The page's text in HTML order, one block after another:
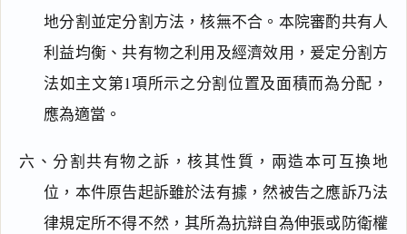
地分割並定分割方法，核無不合。本院審酌共有人
利益均衡、共有物之利用及經濟效用，爰定分割方
法如主文第1項所示之分割位置及面積而為分配，
應為適當。
六、分割共有物之訴，核其性質，兩造本可互換地
位，本件原告起訴雖於法有據，然被告之應訴乃法
律規定所不得不然，其所為抗辯自為伸張或防衛權